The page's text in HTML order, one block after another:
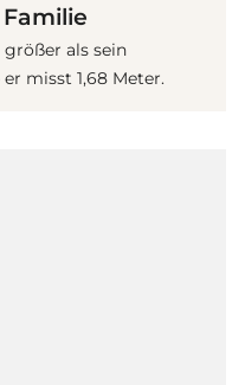
als sein
misst 1,68 Meter.